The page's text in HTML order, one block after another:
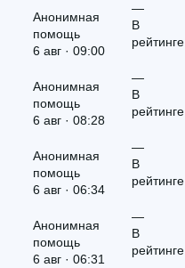
Анонимная
помощь
6 авг · 09:00
—
В
рейтинге
Анонимная
помощь
6 авг · 08:28
—
В
рейтинге
Анонимная
помощь
6 авг · 06:34
—
В
рейтинге
Анонимная
помощь
6 авг · 06:31
—
В
рейтинге